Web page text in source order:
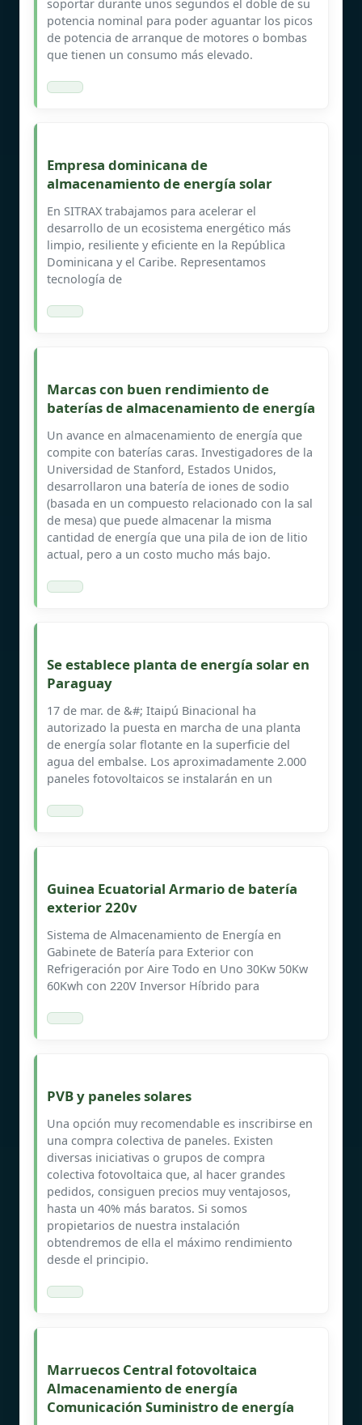
soportar durante unos segundos el doble de su
potencia nominal para poder aguantar los picos
de potencia de arranque de motores o bombas
que tienen un consumo más elevado.
Empresa dominicana de
almacenamiento de energía solar
En SITRAX trabajamos para acelerar el
desarrollo de un ecosistema energético más
limpio, resiliente y eficiente en la República
Dominicana y el Caribe. Representamos
tecnología de
Marcas con buen rendimiento de
baterías de almacenamiento de energía
Un avance en almacenamiento de energía que
compite con baterías caras. Investigadores de la
Universidad de Stanford, Estados Unidos,
desarrollaron una batería de iones de sodio
(basada en un compuesto relacionado con la sal
de mesa) que puede almacenar la misma
cantidad de energía que una pila de ion de litio
actual, pero a un costo mucho más bajo.
Se establece planta de energía solar en
Paraguay
17 de mar. de &#; Itaipú Binacional ha
autorizado la puesta en marcha de una planta
de energía solar flotante en la superficie del
agua del embalse. Los aproximadamente 2.000
paneles fotovoltaicos se instalarán en un
Guinea Ecuatorial Armario de batería
exterior 220v
Sistema de Almacenamiento de Energía en
Gabinete de Batería para Exterior con
Refrigeración por Aire Todo en Uno 30Kw 50Kw
60Kwh con 220V Inversor Híbrido para
PVB y paneles solares
Una opción muy recomendable es inscribirse en
una compra colectiva de paneles. Existen
diversas iniciativas o grupos de compra
colectiva fotovoltaica que, al hacer grandes
pedidos, consiguen precios muy ventajosos,
hasta un 40% más baratos. Si somos
propietarios de nuestra instalación
obtendremos de ella el máximo rendimiento
desde el principio.
Marruecos Central fotovoltaica
Almacenamiento de energía
Comunicación Suministro de energía